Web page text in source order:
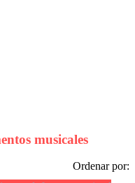
musicales
Ordenar por: